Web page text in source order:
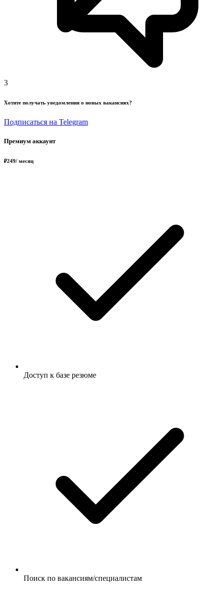
3
Хотите получать уведомления о новых вакансиях?
Подписаться на Telegram
Премиум аккаунт
₽249/ месяц
Доступ к базе резюме
Поиск по вакансиям/специалистам